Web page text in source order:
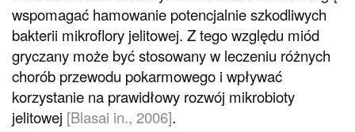
wspomagać hamowanie potencjalnie szkodliwych
bakterii mikroflory jelitowej. Z tego względu miód
gryczany może być stosowany w leczeniu różnych
chorób przewodu pokarmowego i wpływać
korzystanie na prawidłowy rozwój mikrobioty
jelitowej [Blasai in., 2006].